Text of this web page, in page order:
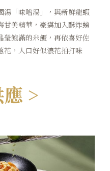
「味噌湯」，與新鮮龍蝦
甘美精華，豪邁加入酥炸螃
瑩飽滿的米飯，再依喜好佐
花，入口好似浪花拍打味
>